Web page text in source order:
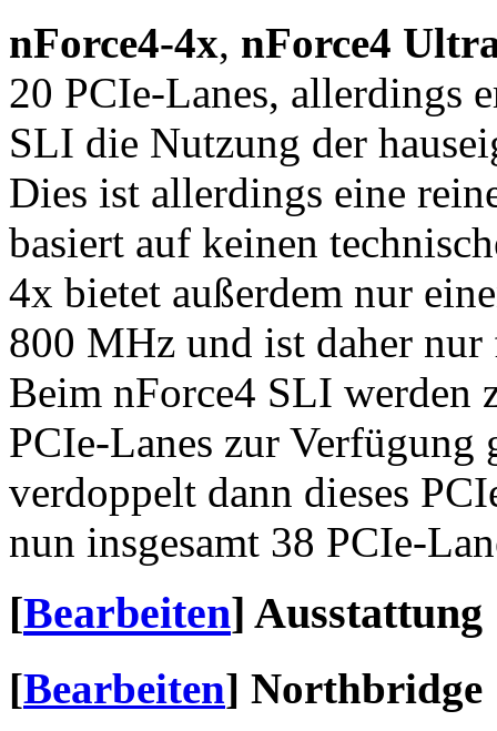
nForce4-4x, nForce4
20 PCIe-Lanes, allerdings
SLI die Nutzung der
Dies ist allerdings eine
basiert auf keinen
4x bietet außerdem nur
800 MHz und ist daher
Beim nForce4 SLI werden
PCIe-Lanes zur
verdoppelt dann dieses
nun insgesamt 38 PCIe-
[Bearbeiten] Ausstattung
[Bearbeiten] Northbridge